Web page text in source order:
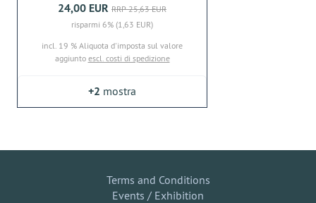
24,00 EUR RRP 25,63 EUR
risparmi 6% (1,63 EUR)
incl. 19 % Aliquota d'imposta sul valore
aggiunto escl. costi di spedizione
+2 mostra
Terms and Conditions
Events / Exhibition